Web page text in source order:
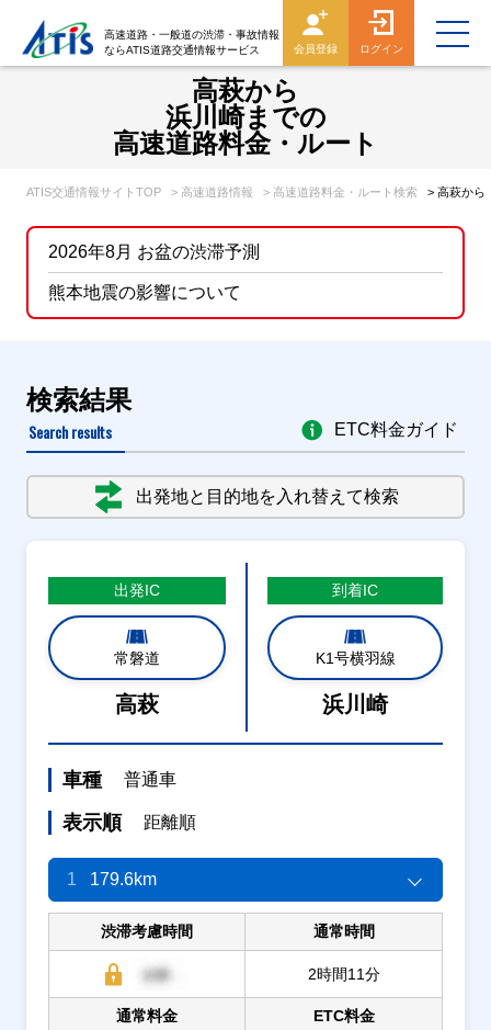
高速道路・一般道の渋滞・事故情報
ならATIS道路交通情報サービス
会員登録 ログイン
高萩から
浜川崎までの
高速道路料金・ルート
ATIS交通情報サイトTOP > 高速道路情報 > 高速道路料金・ルート検索 > 高萩から
2026年8月 お盆の渋滞予測
熊本地震の影響について
検索結果
Search results
出発地と目的地を入れ替えて検索
ETC料金ガイド
出発IC
常磐道
高萩
到着IC
K1号横羽線
浜川崎
車種 普通車
表示順 距離順
1 179.6km
渋滞考慮時間 通常時間
2時間11分
通常料金 ETC料金